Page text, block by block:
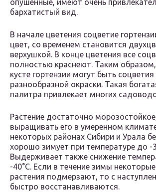
опушенные, имеют очень
бархатистый вид.
В начале цветения соцветие
цвет, со временем становится
верхушкой. В конце цветения все
полностью краснеют. Таким
кусте гортензии могут быть
разнообразной окраски. Такая
палитра привлекает многих
Растение достаточно
выращивать его в умеренном
некоторых районах Сибири и Урала
хорошо зимует при температуре до -
Выдерживает также снижение
-40°С. Если в течение зимы некоторые
растения подмерзают, то с
быстро восстанавливаются.